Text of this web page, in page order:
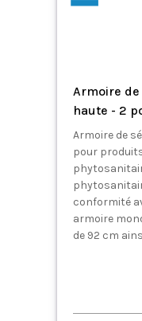
Armoire
haute - 2
Armoire de
pour
conformité
armoire
de 92 cm